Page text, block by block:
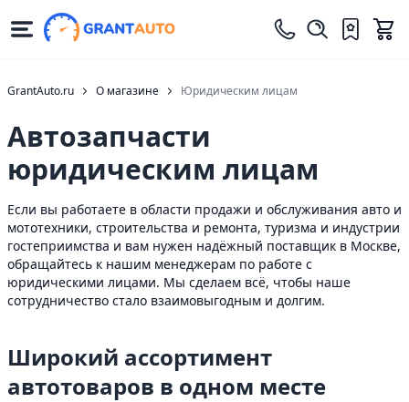
GrantAuto.ru О магазине Юридическим лицам
Автозапчасти
юридическим лицам
Если вы работаете в области продажи и обслуживания авто и
мототехники, строительства и ремонта, туризма и индустрии
гостеприимства и вам нужен надёжный поставщик в Москве,
обращайтесь к нашим менеджерам по работе с
юридическими лицами. Мы сделаем всё, чтобы наше
сотрудничество стало взаимовыгодным и долгим.
Широкий ассортимент
автотоваров в одном месте